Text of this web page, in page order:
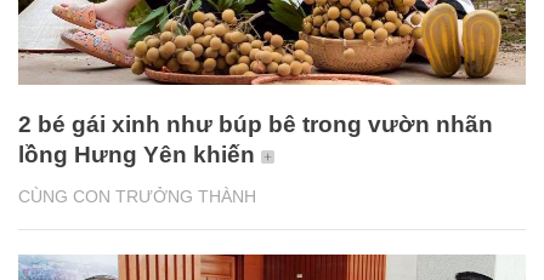
CÙNG CON TRƯỞNG THÀNH
2 bé gái xinh như búp bê trong vườn nhãn
lồng Hưng Yên khiến